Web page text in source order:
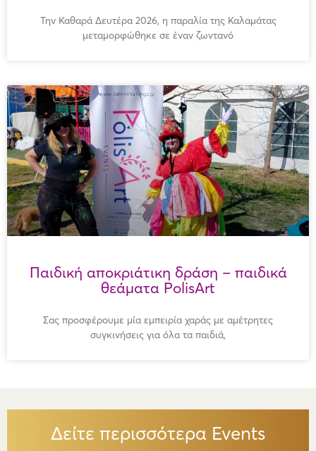
Την Καθαρά Δευτέρα 2026, η παραλία της Καλαμάτας
μεταμορφώθηκε σε έναν ζωντανό
Παιδική αποκριάτικη δράση – παιδικά
θεάματα PolisArt
Σας προσφέρουμε μία εμπειρία χαράς με αμέτρητες
συγκινήσεις για όλα τα παιδιά,
Δείτε περισσότερα Events